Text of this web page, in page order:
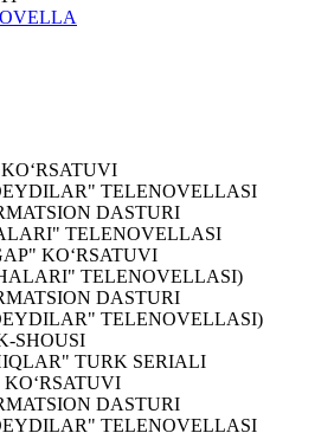
TELENOVELLASI
DASTURI
TELENOVELLASI
KO‘RSATUVI
TELENOVELLASI)
DASTURI
TELENOVELLASI)
SHOUSI
TURK SERIALI
DASTURI
TELENOVELLASI